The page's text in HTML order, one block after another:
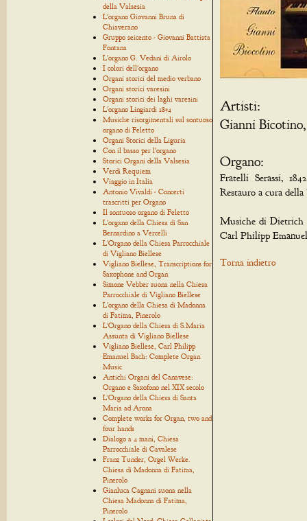
della Valsesia
L'organo Giovanni Bruna di
Chiaverano
Gruppo seicento - Giovanni Battista
Fontana
L'organo G. Vedani di Airolo
I colori dell'organo
Organi storici del medio verbano
Organi storici varesini
Organi storici dei laghi varesini
L'organo Lingiardi 1854
Musiche risorgimentali sul sontuoso
organo di Feletto
Organi Storici della Liguria
Con il basso per l'organo
Storici Organi della Valsesia
Verdi Requiem
Viaggio in Italia
Antonio Vivaldi - Concerti
trascritti per Organo
Il sontuoso organo di Feletto
L'organo della Chiesa di San
Bernardino a Vercelli
L'Organo della Chiesa Parrocchiale
di Vigliano Biellese
Vigliano Biellese, Transcriptions for
Saxophone and Organ
Simone Vebber suona nella Chiesa
Parrocchiale di Vigliano Biellese
L'organo della Chiesa di Madonna
di Fatima, Pinerolo
L'Organo della Chiesa di S.Maria
Assunta di Vigliano Biellese
Vigliano Biellese, Carl Philipp
Emanuel Bach: Complete Organ
Music
Antichi Organi del Canavese:
Organo e Saxofono nel XIX secolo
L'Organo della Chiesa di Santa
Maria ad Arona
Complete works for Organ, two and
four hands
Dialogo a 4 mani, Chiesa
Parrocchiale di Cavalese
Franz Tunder, Orgel Werke.
Chiesa di Madonna di Fatima,
Pinerolo
Gianluca Cagnani suona nella
Chiesa Madonna di Fatima,
Pinerolo
Artisti:
Gianni
Organo:
Fratelli Serassi,
Restauro a cura
Musiche di Dietrich
Carl Philipp Emanuel
Torna indietro